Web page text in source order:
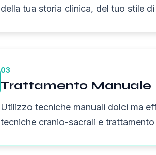
della tua storia clinica, del tuo stile
03
Trattamento Manuale
Utilizzo tecniche manuali dolci ma
tecniche cranio-sacrali e